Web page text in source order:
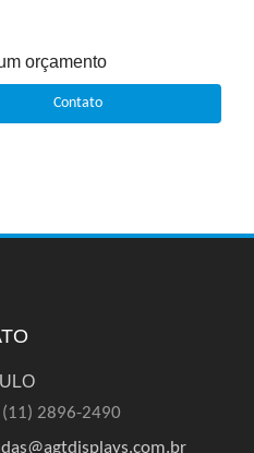
orçamento
Contato
2896-2490